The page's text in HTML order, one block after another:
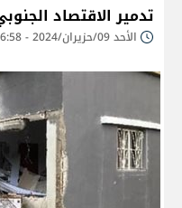
تدمير الاقتصاد
الأحد 09/حزيران/2024 - 06:58 ص